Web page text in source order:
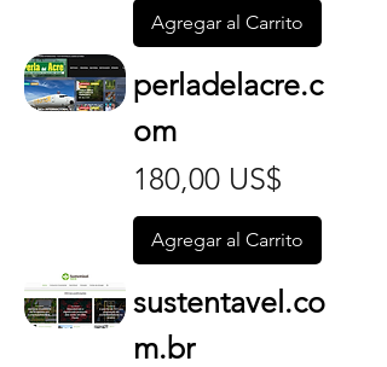
Agregar al Carrito
perladelacre.c
om
Precio
180,00 US$
Agregar al Carrito
sustentavel.co
m.br